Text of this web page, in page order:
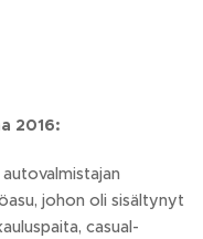
2016:
johon oli sisältynyt
casual-